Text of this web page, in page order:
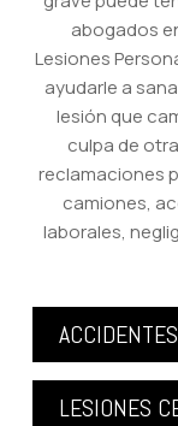
abogados
Lesiones
ayudarle a
lesión que
culpa de
reclamaciones
camiones,
laborales,
LESIONES